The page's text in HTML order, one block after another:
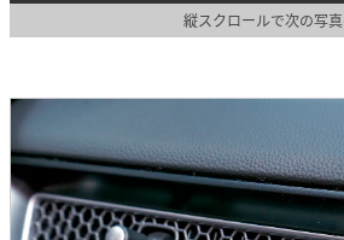
縦スクロールで次の写